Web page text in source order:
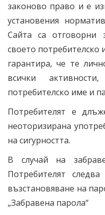
законово право и е
установения
Сайта са отговорни
своето
гарантира, че те
всички
потребителско име и
Потребителят е
неоторизирана
на сигурността.
В случай на
Потребителят
възстановяване на
„Забравена парола“